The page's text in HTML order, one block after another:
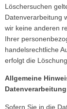
Löschersuchen
Datenverarbeitung
wir keine anderen
Ihrer
handelsrechtliche
erfolgt die
Allgemeine
Sofern Sie in die